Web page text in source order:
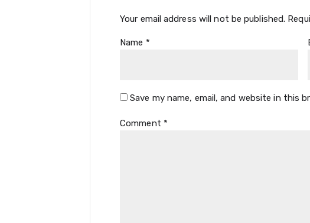
Your email address will not be published.
Name *
Save my name, email, and website in this
Comment *